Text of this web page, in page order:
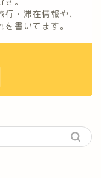
・滞在情報や、
書いてます。